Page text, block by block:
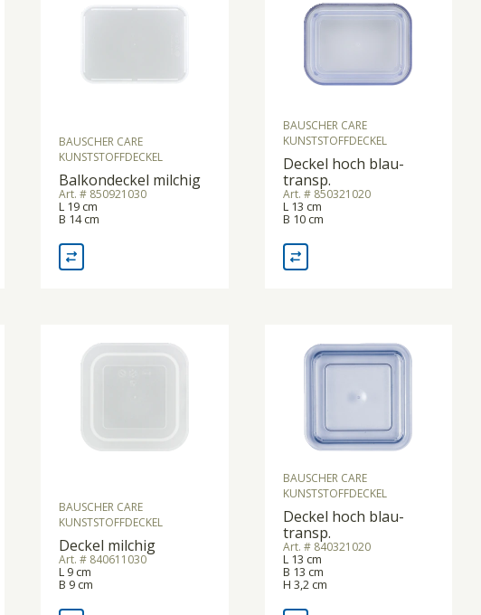
BAUSCHER CARE
KUNSTSTOFFDECKEL
Balkondeckel milchig
Art. # 850921030
L 19 cm
B 14 cm
BAUSCHER CARE
KUNSTSTOFFDECKEL
Deckel hoch blau-
transp.
Art. # 850321020
L 13 cm
B 10 cm
BAUSCHER CARE
KUNSTSTOFFDECKEL
Deckel milchig
Art. # 840611030
L 9 cm
B 9 cm
BAUSCHER CARE
KUNSTSTOFFDECKEL
Deckel hoch blau-
transp.
Art. # 840321020
L 13 cm
B 13 cm
H 3,2 cm